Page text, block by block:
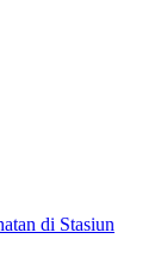
di Stasiun